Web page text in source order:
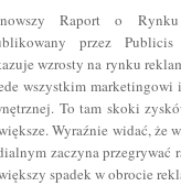
Raport o
przez
wzrosty na rynku
wszystkim marketingowi
To tam skoki
Wyraźnie widać, że
zaczyna przegrywać
spadek w obrocie